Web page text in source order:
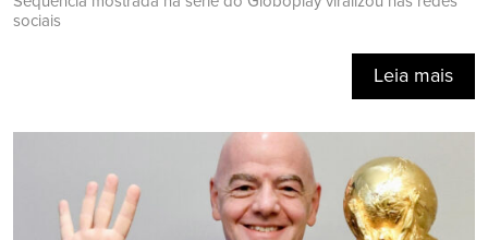
sociais
Leia mais